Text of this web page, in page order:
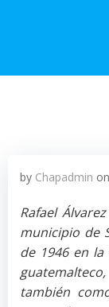
by Chapadmin on
Rafael
municipio de
de 1946 en
también